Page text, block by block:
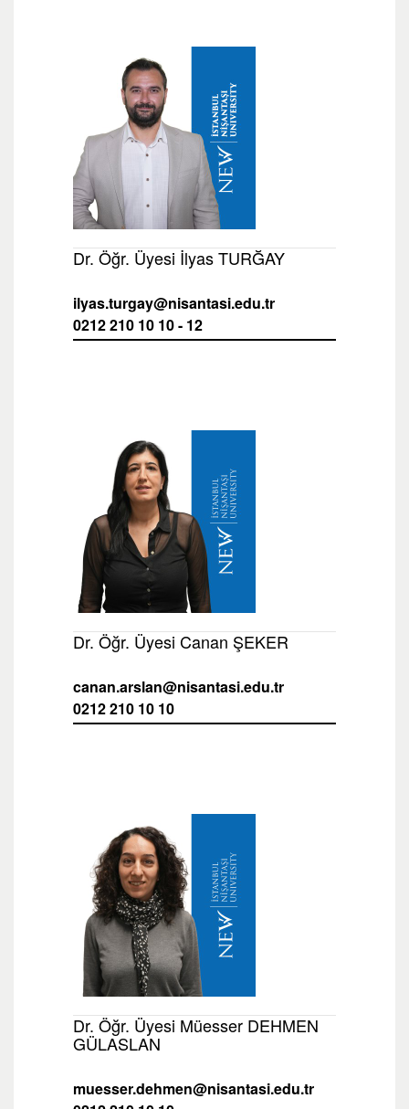
Dr. Öğr. Üyesi İlyas TURĞAY
ilyas.turgay@nisantasi.edu.tr
0212 210 10 10 - 12
Dr. Öğr. Üyesi Canan ŞEKER
canan.arslan@nisantasi.edu.tr
0212 210 10 10
Dr. Öğr. Üyesi Müesser DEHMEN
GÜLASLAN
muesser.dehmen@nisantasi.edu.tr